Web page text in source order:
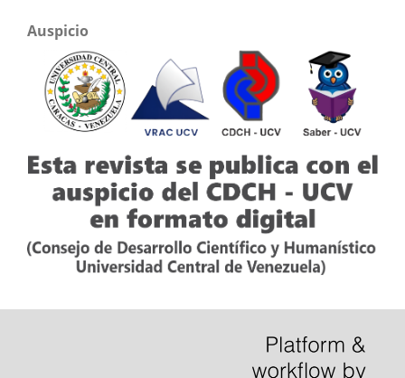
Auspicio